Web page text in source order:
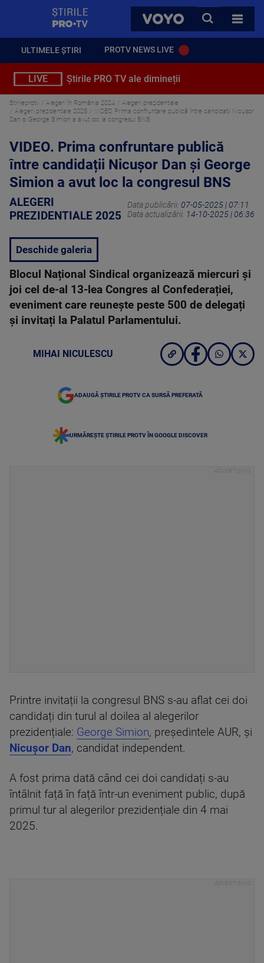
VOYO
CAUTA
TOATE
ULTIMELE ȘTIRI PROTV NEWS LIVE
LIVE Știrile PRO TV ale dimineții
Stirileprotv Alegeri în România 2024
Alegeri prezidentiale
Alegeri prezidentiale 2025
VIDEO. Prima confruntare publică între candidații Nicușor
Dan și George Simion a avut loc la congresul BNS
VIDEO. Prima confruntare publică
între candidații Nicușor Dan și George
Simion a avut loc la congresul BNS
ALEGERI
PREZIDENTIALE 2025
Data publicării: 07-05-2025 | 07:11
Data actualizării: 14-10-2025 | 06:36
Deschide galeria
Blocul Național Sindical organizează miercuri și
joi cel de-al 13-lea Congres al Confederației,
eveniment care reunește peste 500 de delegați
și invitați la Palatul Parlamentului.
MIHAI NICULESCU
ADAUGĂ ȘTIRILE PROTV CA SURSĂ PREFERATĂ
URMĂREȘTE ȘTIRILE PROTV ÎN GOOGLE DISCOVER
Printre invitații la congresul BNS s-au aflat cei doi
candidați din turul al doilea al alegerilor
prezidențiale: George Simion, președintele AUR, și
Nicușor Dan, candidat independent.
A fost prima dată când cei doi candidați s-au
întâlnit față în față într-un eveniment public, după
primul tur al alegerilor prezidențiale din 4 mai
2025.